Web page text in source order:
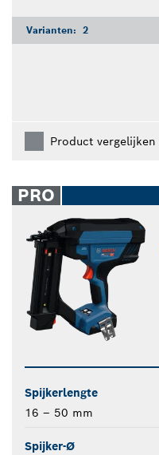
Varianten: 2
Product vergelijken
PRO
Spijkerlengte
16 – 50 mm
Spijker-Ø